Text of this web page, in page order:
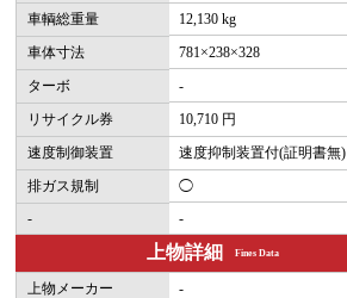
車輌総重量
12,130 kg
車体寸法
781×238×328
ターボ
-
リサイクル券
10,710 円
速度制御装置
速度抑制装置付(証明書無)
排ガス規制
◯
-
-
上物詳細 Fines Data
上物メーカー
-